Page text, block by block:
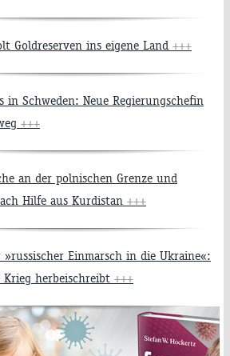
Goldreserven ins eigene Land +++
in Schweden: Neue Regierungschefin
+++
an der polnischen Grenze und
Hilfe aus Kurdistan +++
»russischer Einmarsch in die Ukraine«:
Krieg herbeischreibt +++